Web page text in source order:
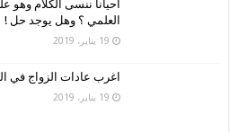
احياناً ننسى الكلام
العلمي ؟ وهل يوجد حل !
19 يناير، 2019
اغرب عادات الزواج في
19 يناير، 2019